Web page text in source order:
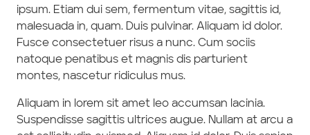
ipsum. Etiam dui sem, fermentum vitae, sagittis id,
malesuada in, quam. Duis pulvinar. Aliquam id dolor.
Fusce consectetuer risus a nunc. Cum sociis
natoque penatibus et magnis dis parturient
montes, nascetur ridiculus mus.
Aliquam in lorem sit amet leo accumsan lacinia.
Suspendisse sagittis ultrices augue. Nullam at arcu a